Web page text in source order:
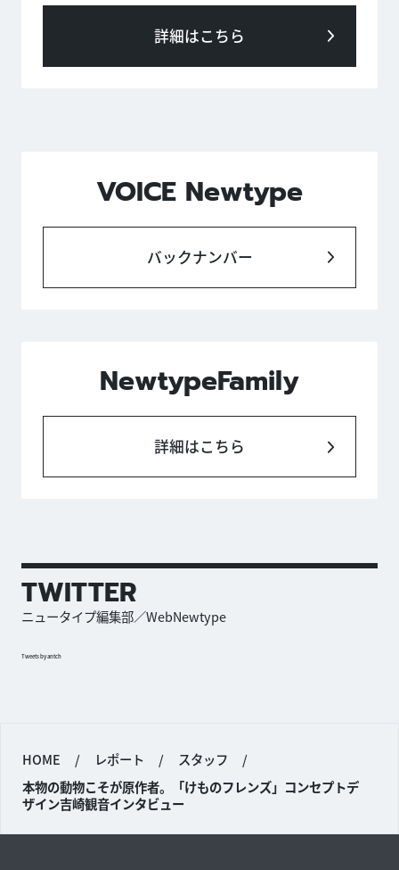
詳細はこちら
VOICE Newtype
バックナンバー
NewtypeFamily
詳細はこちら
TWITTER
ニュータイプ編集部／WebNewtype
Tweets by antch
HOME / レポート / スタッフ
/
本物の動物こそが原作者。「けものフレンズ」コンセプトデ
ザイン吉崎観音インタビュー